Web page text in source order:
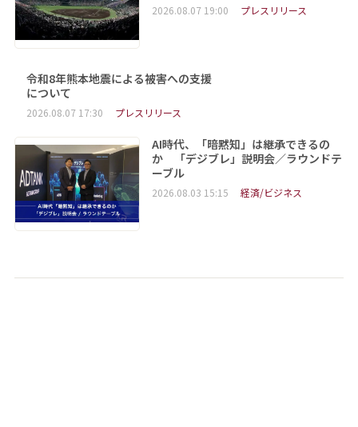
2026.08.07 19:00 プレスリリース
令和8年熊本地震による被害への支援
について
2026.08.07 17:30 プレスリリース
AI時代、「暗黙知」は継承できるの
か 「デジブレ」説明会／ラウンドテ
ーブル
2026.08.03 15:15 経済/ビジネス